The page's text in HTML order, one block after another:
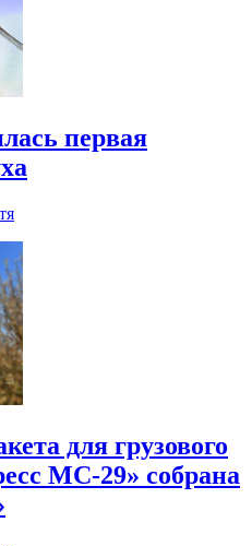
первая
для грузового
МС-29» собрана